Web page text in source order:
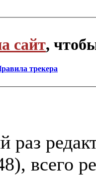
сайт,
трекера
раз
всего